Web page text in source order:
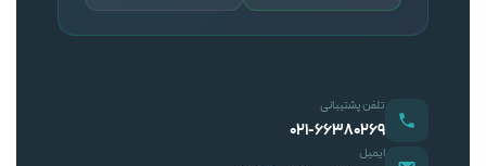
تلفن پشتیبانی
۰۲۱-۶۶۳۸۰۲۶۹
ایمیل